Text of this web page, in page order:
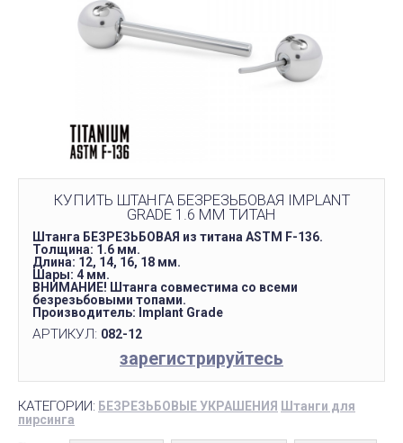
КУПИТЬ ШТАНГА БЕЗРЕЗЬБОВАЯ IMPLANT
GRADE 1.6 ММ ТИТАН
Штанга БЕЗРЕЗЬБОВАЯ из титана ASTM F-136.
Толщина: 1.6 мм.
Длина: 12, 14, 16, 18 мм.
Шары: 4 мм.
ВНИМАНИЕ! Штанга совместима со всеми
безрезьбовыми топами.
Производитель: Implant Grade
АРТИКУЛ: 082-12
зарегистрируйтесь
КАТЕГОРИИ: БЕЗРЕЗЬБОВЫЕ УКРАШЕНИЯ Штанги для
пирсинга